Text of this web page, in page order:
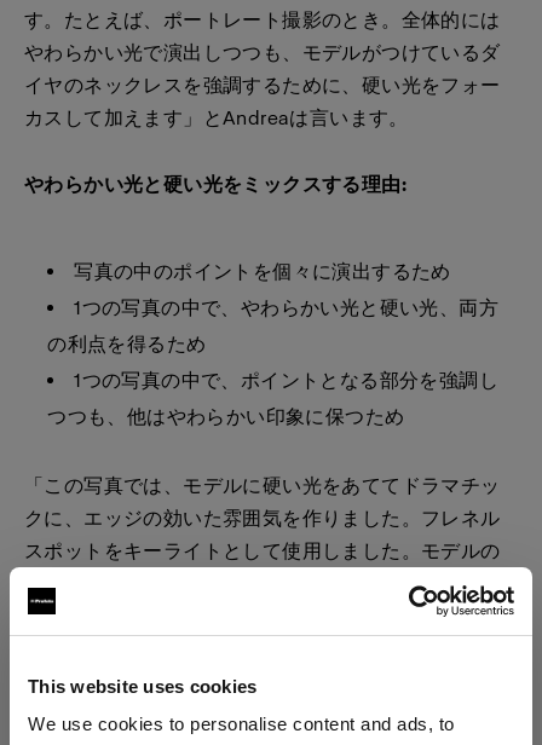
This website uses cookies
We use cookies to personalise content and ads, to
す。たとえば、ポートレート撮影のとき。全体的には
やわらかい光で演出しつつも、モデルがつけているダ
イヤのネックレスを強調するために、硬い光をフォー
カスして加えます」とAndreaは言います。
やわらかい光と硬い光をミックスする理由:
写真の中のポイントを個々に演出するため
1つの写真の中で、やわらかい光と硬い光、両方
の利点を得るため
1つの写真の中で、ポイントとなる部分を強調し
つつも、他はやわらかい印象に保つため
「この写真では、モデルに硬い光をあててドラマチッ
クに、エッジの効いた雰囲気を作りました。フレネル
スポットをキーライトとして使用しました。モデルの
サイドにはRFi 1x6 ソフトボックスを使ったやわらかい
光をあて、髪や背後をよりやわらかく演出しました」